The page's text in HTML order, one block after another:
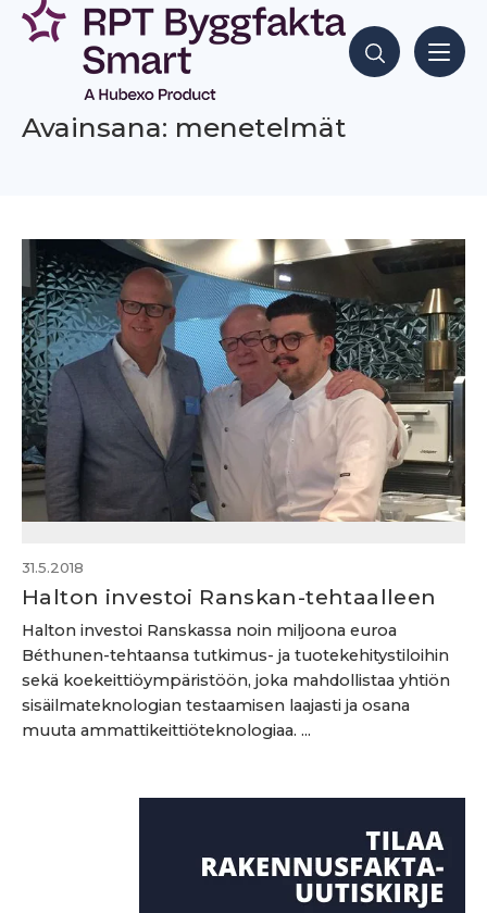
Siirry
sisältöön
Hae sisältöjä
Avainsana: menetelmät
31.5.2018
Halton investoi Ranskan-tehtaalleen
Halton investoi Ranskassa noin miljoona euroa
Béthunen-tehtaansa tutkimus- ja tuotekehitystiloihin
sekä koekeittiöympäristöön, joka mahdollistaa yhtiön
sisäilmateknologian testaamisen laajasti ja osana
muuta ammattikeittiöteknologiaa. ...